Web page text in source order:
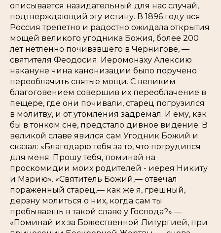
описывается назидательный для нас случай,
подтверждающий эту истину. В 1896 году вся
Россия трепетно и радостно ожидала открытия
мощей великого угодника Божия, более 200
лет нетленно почивавшего в Чернигове, —
святителя Феодосия. Иеромонаху Алексию
накануне чина канонизации было поручено
переоблачить святые мощи. С великим
благоговением совершив их переоблачение в
пещере, где они почивали, старец погрузился
в молитву, и от утомления задремал. И ему, как
бы в тонком сне, предстало дивное видение. В
великой славе явился сам Угодник Божий и
сказал: «Благодарю тебя за то, что потрудился
для меня. Прошу тебя, поминай на
проскомидии моих родителей - иерея Никиту
и Марию». «Святитель Божий,— отвечал
пораженный старец,— как же я, грешный,
дерзну молиться о них, когда сам ты
пребываешь в такой славе у Господа?» —
«Поминай их за Божественной Литургией, при